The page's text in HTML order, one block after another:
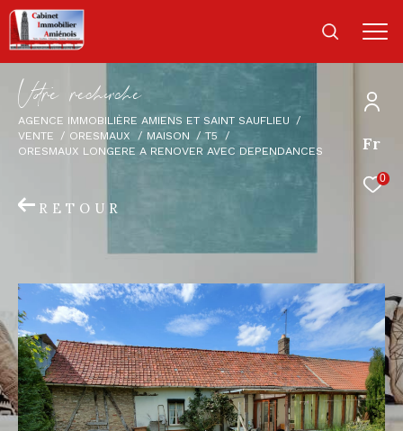
Fr
0
Vore recece
AGENCE IMMOBILIÈRE AMIENS ET SAINT SAUFLIEU
VENTE
ORESMAUX MAISON
T5
ORESMAUX LONGERE A RENOVER AVEC DEPENDANCES
RETOUR